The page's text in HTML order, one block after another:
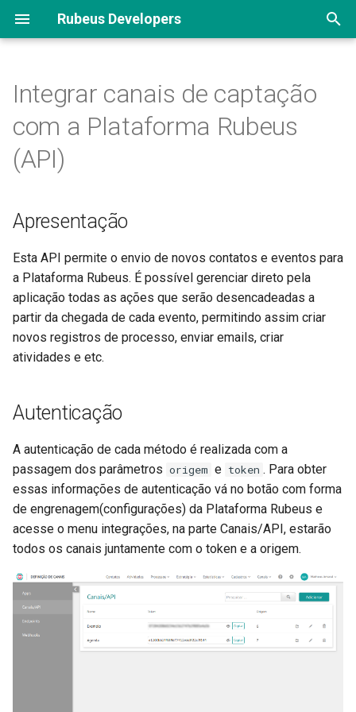
Rubeus Developers
c
i
l
i
z
n
p
s
Apresentação
Autenticação
Apresentação
Instalação
Enviando dados de contato
Boas práticas
Exemplos de códigos
Integração via API
Tracking multidomínio
Apresentação
Métodos de listagem
Login
Portal do Inscrito
Opções
Integrar canais de captação
com a Plataforma Rubeus
(API)
Apresentação
Esta API permite o envio de novos contatos e eventos para
a Plataforma Rubeus. É possível gerenciar direto pela
aplicação todas as ações que serão desencadeadas a
partir da chegada de cada evento, permitindo assim criar
novos registros de processo, enviar emails, criar
atividades e etc.
Autenticação
A autenticação de cada método é realizada com a
passagem dos parâmetros origem e token . Para obter
essas informações de autenticação vá no botão com forma
de engrenagem(configurações) da Plataforma Rubeus e
acesse o menu integrações, na parte Canais/API, estarão
todos os canais juntamente com o token e a origem.